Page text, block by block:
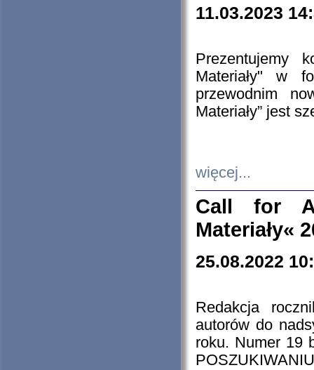
11.03.2023
Prezentujemy
Materiały" w
przewodnim
Materiały” jest
więcej...
Call for
Materiały«
25.08.2022
Redakcja
autorów do
roku. Numer 19